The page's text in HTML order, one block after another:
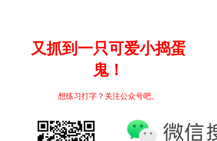
又抓到一只可爱小捣蛋
鬼！
想练习打字？关注公众号吧。